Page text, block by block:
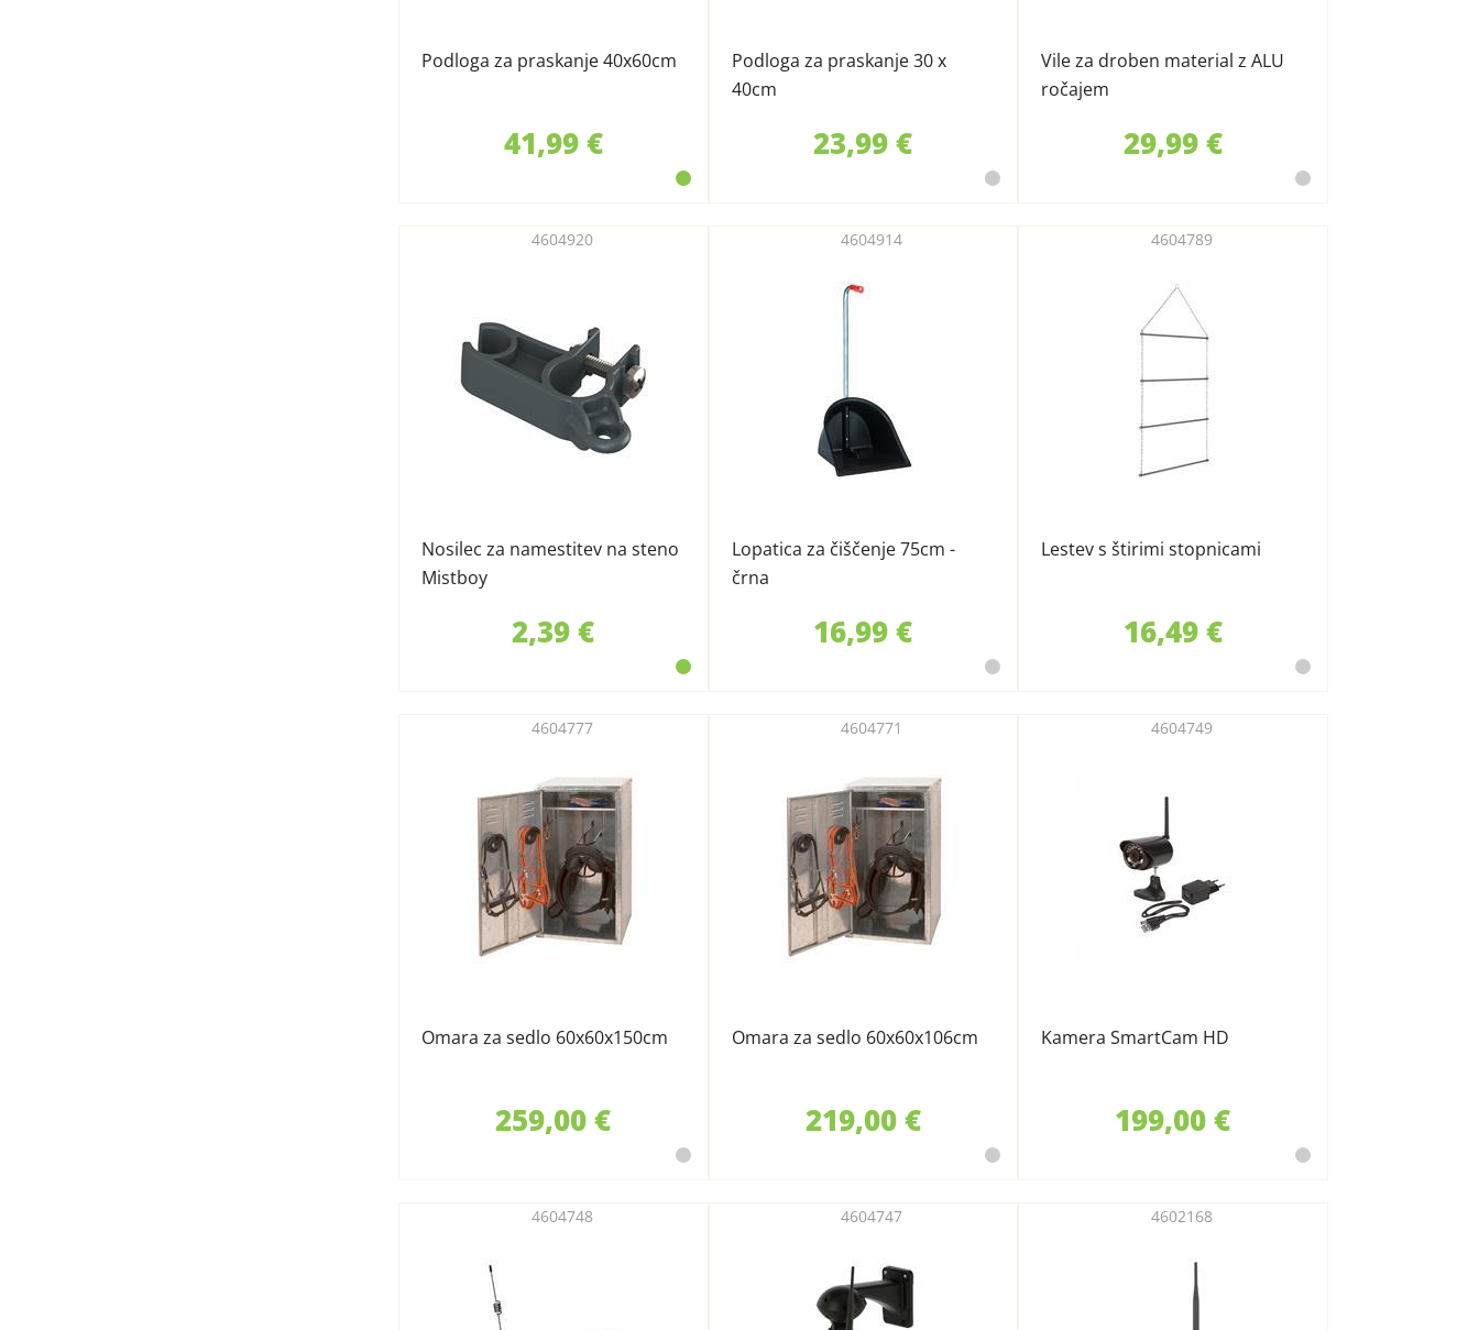
Podloga za praskanje 40x60cm
41,99 €
Podloga za praskanje 30 x
40cm
23,99 €
Vile za droben material z ALU
ročajem
29,99 €
Nosilec za namestitev na steno
Mistboy
4604920
2,39 €
Lopatica za čiščenje 75cm -
črna
4604914
16,99 €
Lestev s štirimi stopnicami
4604789
16,49 €
Omara za sedlo 60x60x150cm
4604777
259,00 €
Omara za sedlo 60x60x106cm
4604771
219,00 €
Kamera SmartCam HD
4604749
199,00 €
4604748 4604747 4602168